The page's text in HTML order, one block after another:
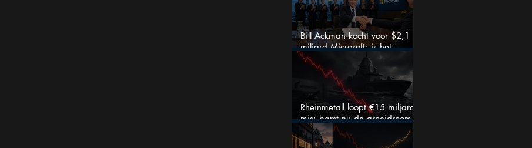
Bill Ackman kocht voor $2,1
miljard Microsoft: is het
aandeel na de koerssprong
nog aantrekkelijk?
Rheinmetall loopt €15 miljard
mis: barst nu de groeidroom
van het defensiebedrijf?